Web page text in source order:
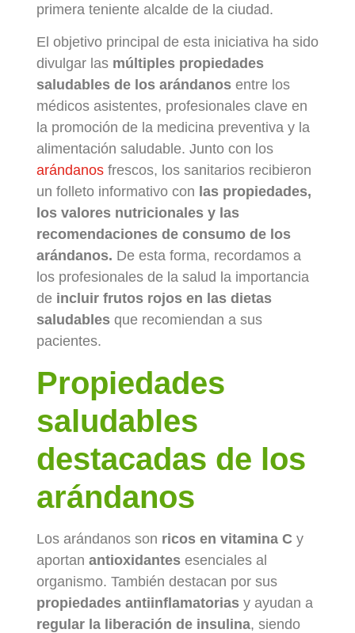
primera teniente alcalde de la ciudad.
El objetivo principal de esta iniciativa ha sido
divulgar lasmúltiples propiedades
saludables de los arándanosentre los
médicos asistentes, profesionales clave en
la promoción de la medicina preventiva y la
alimentación saludable. Junto con los
arándanosfrescos, los sanitarios recibieron
un folleto informativo con las propiedades,
los valores nutricionales y las
recomendaciones de consumo de los
arándanos. De esta forma, recordamos a
los profesionales de la salud la importancia
de incluir frutos rojos en las dietas
saludablesque recomiendan a sus
pacientes.
Propiedades
saludables
destacadas de los
arándanos
Los arándanos son ricos en vitamina C y
aportan antioxidantesesenciales al
organismo. También destacan por sus
propiedades antiinflamatoriasy ayudan a
regular la liberación de insulina, siendo